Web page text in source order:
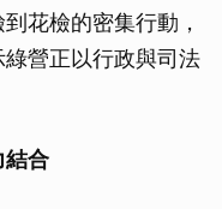
花檢的密集行動，
營正以行政與司法
結合